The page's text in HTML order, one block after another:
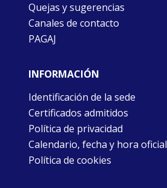
Quejas y sugerencias
Canales de contacto
PAGAJ
INFORMACIÓN
Identificación de la sede
Certificados admitidos
Política de privacidad
Calendario, fecha y hora oficial
Política de cookies